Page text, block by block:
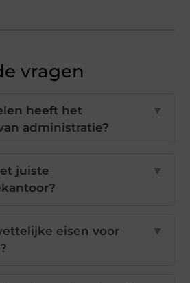
vragen
heeft het
administratie?
▼
juiste
▼
eisen voor
▼